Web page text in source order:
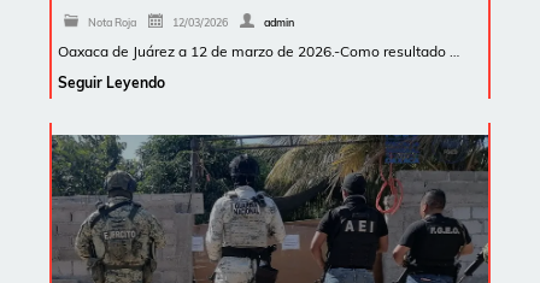
Nota Roja 12/03/2026 admin
Oaxaca de Juárez a 12 de marzo de 2026.-Como resultado …
Seguir Leyendo